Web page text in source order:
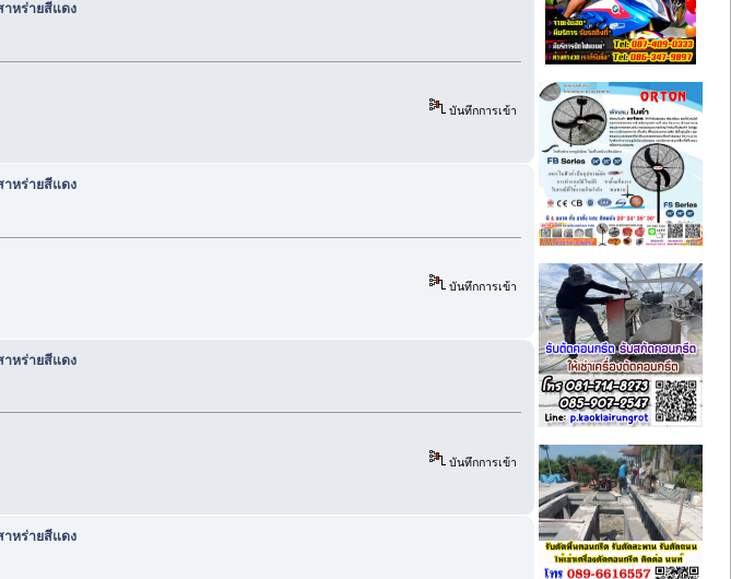
าหร่ายสีแดง
บันทึกการเข้า
าหร่ายสีแดง
บันทึกการเข้า
าหร่ายสีแดง
บันทึกการเข้า
าหร่ายสีแดง